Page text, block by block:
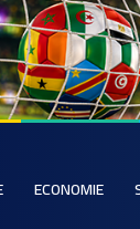
ECONOMIE